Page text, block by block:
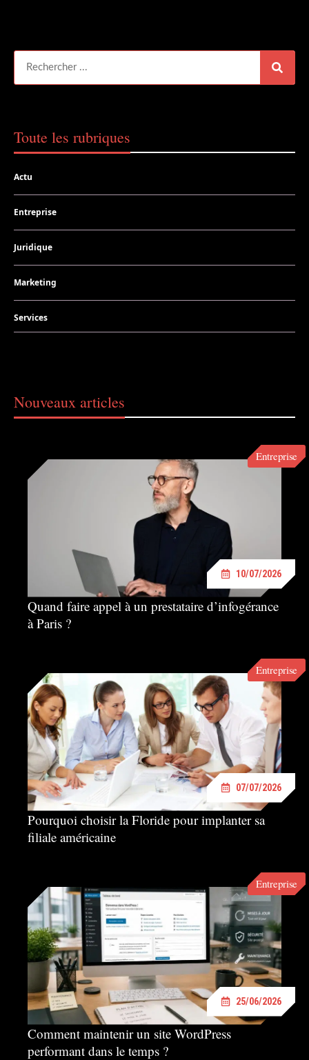
Toute les rubriques
Actu
Entreprise
Juridique
Marketing
Services
Nouveaux articles
Entreprise
10/07/2026
Quand faire appel à un prestataire d’infogérance
à Paris ?
Entreprise
07/07/2026
Pourquoi choisir la Floride pour implanter sa
filiale américaine
Entreprise
25/06/2026
Comment maintenir un site WordPress
performant dans le temps ?